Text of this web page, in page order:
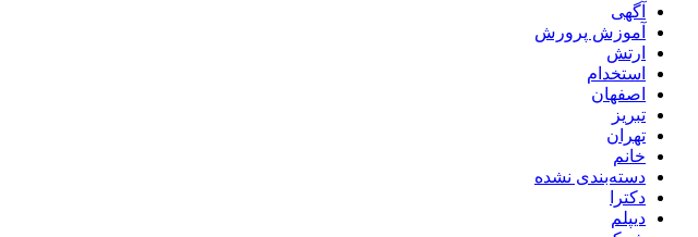
آگهی
آموزش پرورش
ارتش
استخدام
اصفهان
تبریز
تهران
خانم
دسته‌بندی نشده
دکترا
دیپلم